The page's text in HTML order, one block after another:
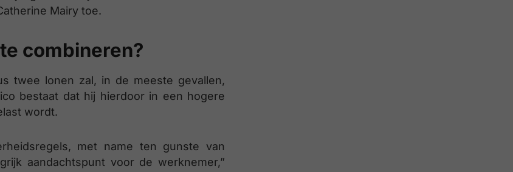
Mairy toe.
combineren?
twee lonen zal, in de meeste gevallen,
bestaat dat hij hierdoor in een hogere
wordt.
met name ten gunste van
aandachtspunt voor de werknemer,”